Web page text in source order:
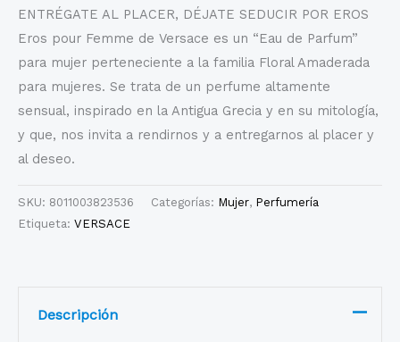
ENTRÉGATE AL PLACER, DÉJATE SEDUCIR POR EROS
Eros pour Femme de Versace es un “Eau de Parfum”
para mujer perteneciente a la familia Floral Amaderada
para mujeres. Se trata de un perfume altamente
sensual, inspirado en la Antigua Grecia y en su mitología,
y que, nos invita a rendirnos y a entregarnos al placer y
al deseo.
SKU: 8011003823536 Categorías: Mujer, Perfumería
Etiqueta: VERSACE
Descripción